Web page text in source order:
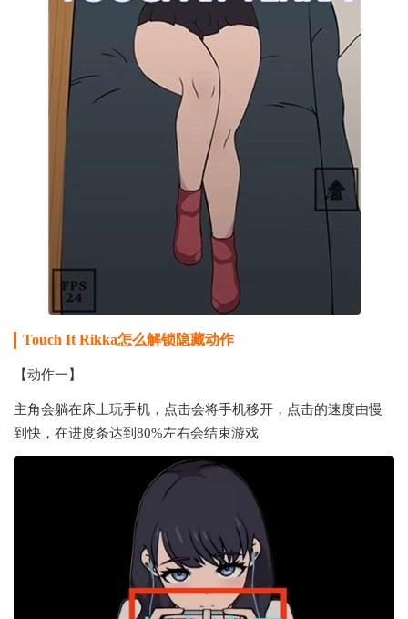
Touch It Rikka怎么解锁隐藏动作
【动作一】
主角会躺在床上玩手机，点击会将手机移开，点击的速度由慢
到快，在进度条达到80%左右会结束游戏